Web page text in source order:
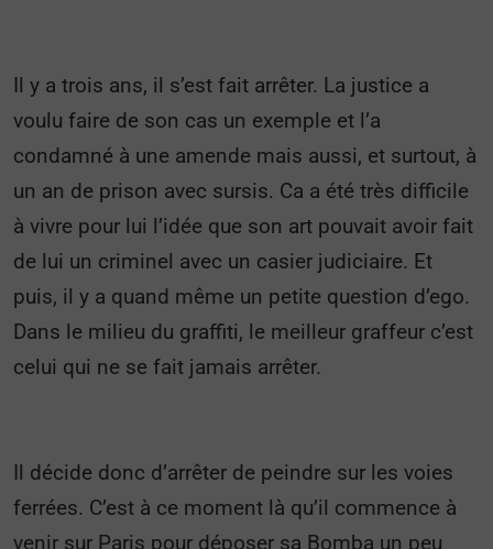
Il y a trois ans, il s’est fait arrêter. La justice a
voulu faire de son cas un exemple et l’a
condamné à une amende mais aussi, et surtout, à
un an de prison avec sursis. Ca a été très difficile
à vivre pour lui l’idée que son art pouvait avoir fait
de lui un criminel avec un casier judiciaire. Et
puis, il y a quand même un petite question d’ego.
Dans le milieu du graffiti, le meilleur graffeur c’est
celui qui ne se fait jamais arrêter.
Il décide donc d’arrêter de peindre sur les voies
ferrées. C’est à ce moment là qu’il commence à
venir sur Paris pour déposer sa Bomba un peu